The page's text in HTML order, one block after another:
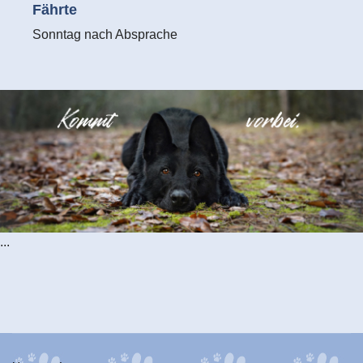
Fährte
Sonntag nach Absprache
...